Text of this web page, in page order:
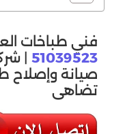
فني طباخات
51039523
|
صيانة وإصلاح
تضاهى